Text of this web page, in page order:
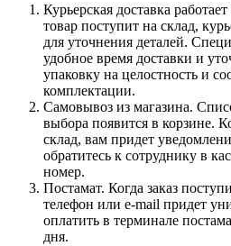
Курьерская доставка
товар поступит на склад,
для уточнения деталей.
удобное время доставки и
упаковку на целостность и
комплектации.
Самовывоз из магазина.
выбора появится в корзине.
склад, вам придет
обратитесь к сотруднику в
номер.
Постамат. Когда заказ
телефон или e-mail придет
оплатить в терминале
дня.